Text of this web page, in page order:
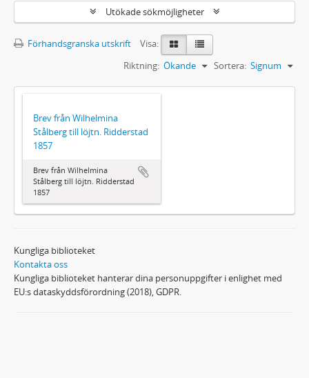
Utökade sökmöjligheter
Förhandsgranska utskrift
Visa:
Sortera: Signum
Riktning: Ökande
Brev från Wilhelmina
Stålberg till löjtn. Ridderstad
1857
Brev från Wilhelmina
Stålberg till löjtn. Ridderstad
1857
Kungliga biblioteket
Kontakta oss
Kungliga biblioteket hanterar dina personuppgifter i enlighet med
EU:s dataskyddsförordning (2018), GDPR.